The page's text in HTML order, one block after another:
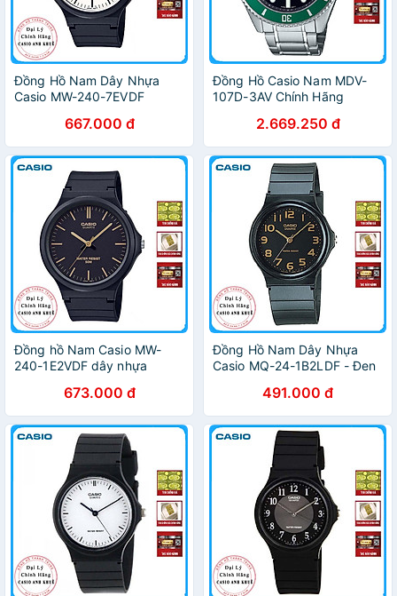
Đồng Hồ Nam Dây Nhựa
Casio MW-240-7EVDF
667.000 đ
Đồng Hồ Casio Nam MDV-
107D-3AV Chính Hãng
2.669.250 đ
Đồng hồ Nam Casio MW-
240-1E2VDF dây nhựa
673.000 đ
Đồng Hồ Nam Dây Nhựa
Casio MQ-24-1B2LDF - Đen
491.000 đ